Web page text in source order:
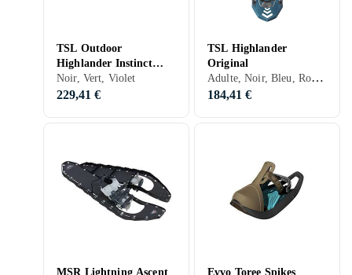
TSL Outdoor
Highlander Instinct
Snow Shoes
Noir, Vert, Violet
229,41 €
TSL Highlander
Original
Adulte, Noir, Bleu, Rouge, Orange
184,41 €
MSR Lightning Ascent Evvo Toree Spikes